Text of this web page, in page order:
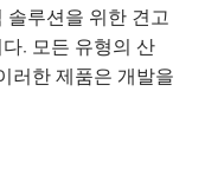
루션을 위한 견고
. 모든 유형의 산
러한 제품은 개발을